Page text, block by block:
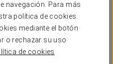
navegación. Para más
política de cookies.
mediante el botón
o rechazar su uso
de cookies
50 50 - 480